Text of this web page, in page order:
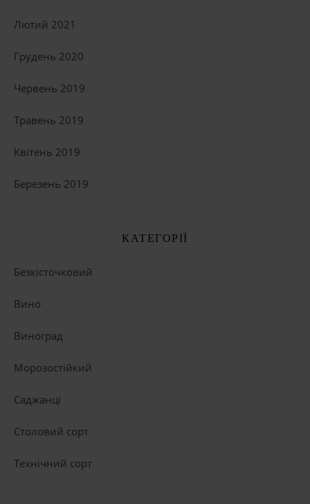
Лютий 2021
Грудень 2020
Червень 2019
Травень 2019
Квітень 2019
Березень 2019
КАТЕГОРІЇ
Безкісточковий
Вино
Виноград
Морозостійкий
Саджанці
Столовий сорт
Технічний сорт